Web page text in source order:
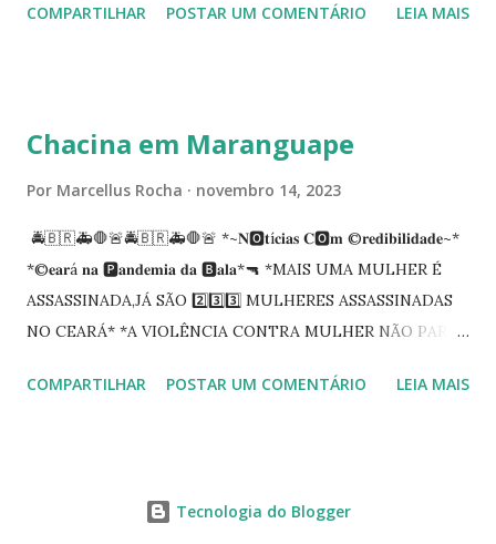
Siqueira Amorim faleceu em 28 de fevereiro e encerrou a
enquanto atuaram nesta instituição.
COMPARTILHAR POSTAR UM COMENTÁRIO LEIA MAIS
Chacina em Maranguape
Por Marcellus Rocha novembro 14, 2023
🚔🇧🇷🚑🛑🚨🚔🇧🇷🚑🛑🚨 *~𝐍🅾️𝐭í𝐜𝐢𝐚𝐬 𝐂🅾️𝐦 ©️𝐫𝐞𝐝𝐢𝐛𝐢𝐥𝐢𝐝𝐚𝐝𝐞~*
*©️𝐞𝐚𝐫á 𝐧𝐚 🅿️𝐚𝐧𝐝𝐞𝐦𝐢𝐚 𝐝𝐚 🅱️𝐚𝐥𝐚*🔫 *MAIS UMA MULHER É
ASSASSINADA,JÁ SÃO 2️⃣3️⃣3️⃣ MULHERES ASSASSINADAS
NO CEARÁ* *A VIOLÊNCIA CONTRA MULHER NÃO PARA
informações quarto pessoas foram executadas no Distrito
Tbm Amanari. Estavam em uma casa, onde foi invadida e
COMPARTILHAR POSTAR UM COMENTÁRIO LEIA MAIS
Tecnologia do Blogger